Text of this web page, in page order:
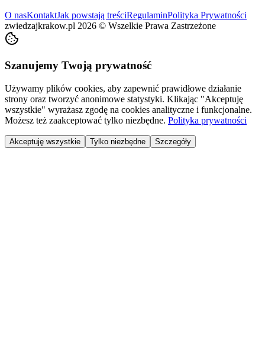
O nasKontaktJak powstają treściRegulaminPolityka Prywatności
zwiedzajkrakow.pl 2026 © Wszelkie Prawa Zastrzeżone
Szanujemy Twoją prywatność
Używamy plików cookies, aby zapewnić prawidłowe działanie
strony oraz tworzyć anonimowe statystyki. Klikając "Akceptuję
wszystkie" wyrażasz zgodę na cookies analityczne i funkcjonalne.
Możesz też zaakceptować tylko niezbędne. Polityka prywatności
Akceptuję wszystkie Tylko niezbędne Szczegóły